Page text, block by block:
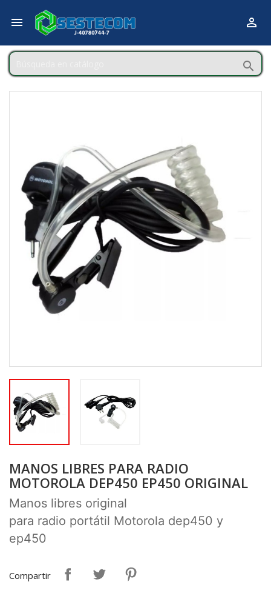
 

MANOS LIBRES PARA RADIO
MOTOROLA DEP450 EP450 ORIGINAL
Manos libres original
para radio portátil Motorola dep450 y
ep450
Compartir